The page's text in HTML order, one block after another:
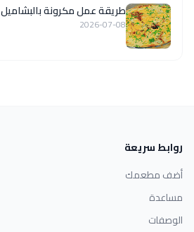
طريقة عمل مكرونة بالبشاميل
2026-07-08
روابط سريعة
أضف مطعمك
مساعدة
الوصفات